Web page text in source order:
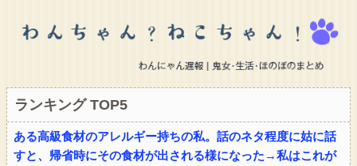
ランキング TOP5
ある高級食材のアレルギー持ちの私。話のネタ程度に姑に話
すと、帰省時にその食材が出される様になった→私はこれが